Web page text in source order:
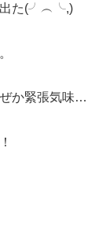
出た(╯︵╰,)
か緊張気味…